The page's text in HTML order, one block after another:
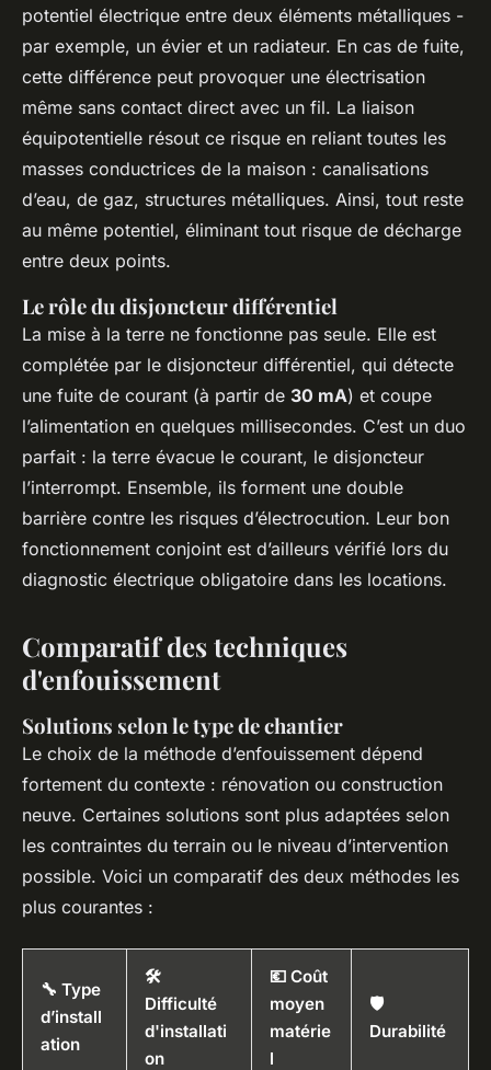
potentiel électrique entre deux éléments métalliques -
par exemple, un évier et un radiateur. En cas de fuite,
cette différence peut provoquer une électrisation
même sans contact direct avec un fil. La liaison
équipotentielle résout ce risque en reliant toutes les
masses conductrices de la maison : canalisations
d’eau, de gaz, structures métalliques. Ainsi, tout reste
au même potentiel, éliminant tout risque de décharge
entre deux points.
Le rôle du disjoncteur différentiel
La mise à la terre ne fonctionne pas seule. Elle est
complétée par le disjoncteur différentiel, qui détecte
une fuite de courant (à partir de 30 mA) et coupe
l’alimentation en quelques millisecondes. C’est un duo
parfait : la terre évacue le courant, le disjoncteur
l’interrompt. Ensemble, ils forment une double
barrière contre les risques d’électrocution. Leur bon
fonctionnement conjoint est d’ailleurs vérifié lors du
diagnostic électrique obligatoire dans les locations.
Comparatif des techniques
d'enfouissement
Solutions selon le type de chantier
Le choix de la méthode d’enfouissement dépend
fortement du contexte : rénovation ou construction
neuve. Certaines solutions sont plus adaptées selon
les contraintes du terrain ou le niveau d’intervention
possible. Voici un comparatif des deux méthodes les
plus courantes :
🔧 Type
d’install
ation
🛠️
Difficulté
d'installati
on
💶 Coût
moyen
matérie
l
🛡️
Durabilité